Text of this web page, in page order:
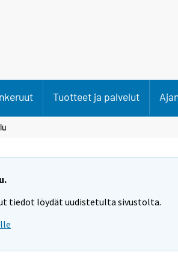
Tuotteet ja palvelut
tiedot löydät uudistetulta sivustolta.